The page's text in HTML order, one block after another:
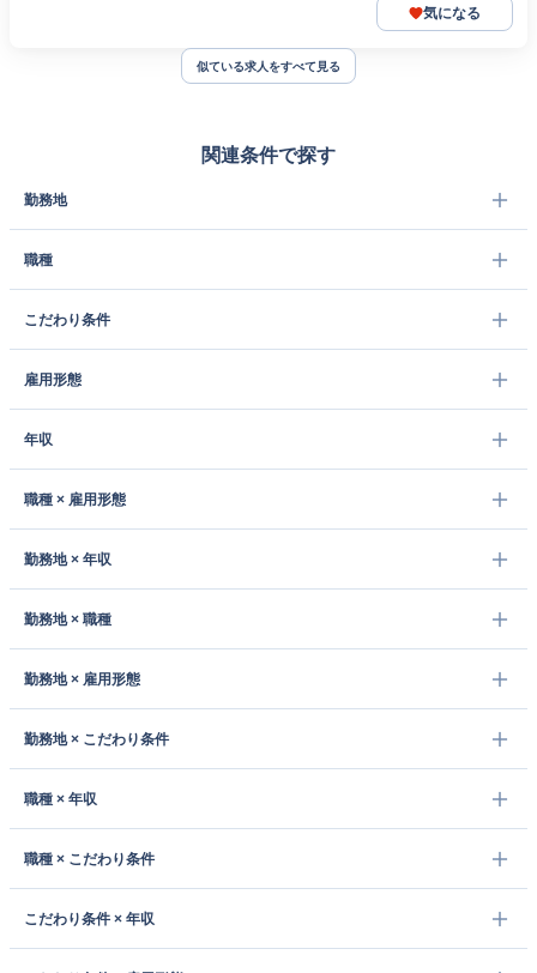
気になる
似ている求人をすべて見る
関連条件で探す
勤務地
職種
こだわり条件
雇用形態
年収
職種 × 雇用形態
勤務地 × 年収
勤務地 × 職種
勤務地 × 雇用形態
勤務地 × こだわり条件
職種 × 年収
職種 × こだわり条件
こだわり条件 × 年収